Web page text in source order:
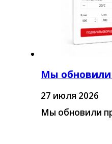
Мы обновили
27 июля 2026
Мы обновили